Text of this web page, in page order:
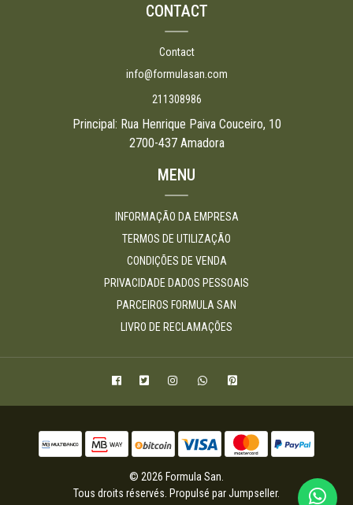
CONTACT
Contact
info@formulasan.com
211308986
Principal: Rua Henrique Paiva Couceiro, 10
2700-437 Amadora
MENU
INFORMAÇÃO DA EMPRESA
TERMOS DE UTILIZAÇÃO
CONDIÇÕES DE VENDA
PRIVACIDADE DADOS PESSOAIS
PARCEIROS FORMULA SAN
LIVRO DE RECLAMAÇÕES
© 2026 Formula San.
Tous droits réservés. Propulsé par Jumpseller.